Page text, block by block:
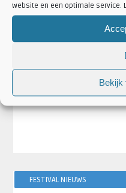
website en een optimale service.
Bekijk
FESTIVAL NIEUWS